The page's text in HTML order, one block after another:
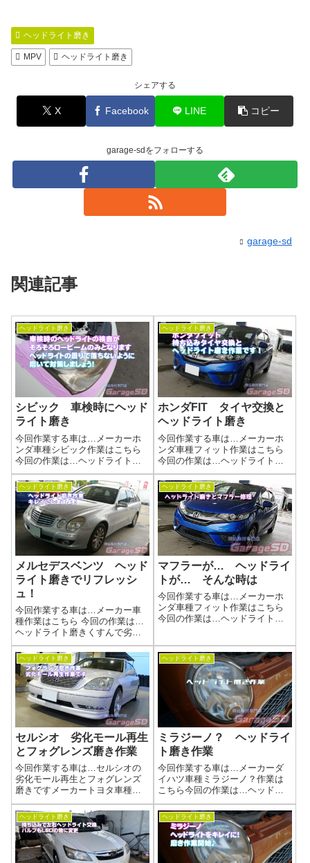
ヘッドライト磨き
MPV ヘッドライト磨き
シェアする
X Facebook LINE コピー
garage-sdをフォローする
garage-sd
関連記事
ヘッドライト磨き
シビック 車検時にヘッド
ライト磨き
今回作業する車は…メーカーホ
ンダ車種シビック作業はこちら
今回の作業は…ヘッドライト磨
きくすんで劣化してしまったヘ
ッドライトを磨きあげましょう
(^^)/作業写真作業中の画像が無い
のですが・・・すいません(-_-;)
野田陸運局がそろそろロービ...
ヘッドライト磨き
ホンダFIT タイヤ交換と
ヘッドライト磨き
今回作業する車は…メーカーホ
ンダ車種フィット作業はこちら
今回の作業は…ヘッドライト磨
きくすんで劣化してしまったヘ
ッドライトを磨きあげましょう
(^^)/上部が曇ってしまっています
( 一一)作業写真バッチリ綺麗に
なりました(^_-)-☆ヘッド...
ヘッドライト磨き
メルセデスベンツ ヘッド
ライト磨きでリフレッシ
ュ！
今回作業する車は…メーカー車
種作業はこちら 今回の作業は…
ヘッドライト磨きくすんで劣化
してしまったヘッドライトを磨
きあげましょう！作業写真バッ
チリ綺麗になりました(^_-)-☆ヘ
ッドライト磨きの工程当店施工
事例ヘッドライト磨きの施工例
ブログ...
ヘッドライト磨き
マフラーが… ヘッドライ
トが… そんな時は
今回作業する車は…メーカーホ
ンダ車種フィット作業はこちら
今回の作業は…ヘッドライト磨
きあげましょう(^^)/あと、折れて
しまったマフラー修理です作業
写真バッチリ綺麗になりました
ヘッドライト磨き
セルシオ 劣化モール再生
とフォグレンズ磨き作業
今回作業する車は…セルシオの
劣化モール再生とフォグレンズ
磨きですメーカートヨタ車種セ
ルシオ作業はこちら 今回の作業
は…劣化モールの再生とフォグ
磨き作業写真純正でモールが出
る場合は買ってしまった方が吉
です。フォグレンズの磨きはバ
ンパーから外し...
ヘッドライト磨き
ミラジーノ？ ヘッドライ
ト磨き作業
今回作業する車は…メーカーダ
イハツ車種ミラジーノ？作業は
こちら今回の作業は…ヘッドラ
イト磨きくすんで劣化してしま
ったヘッドライトを磨きあげま
しょう(^^)/作業写真バッチリ綺麗
になりました(^_-)-☆ヘッドライ
トの黄ばみ、諦めていません
ヘッドライト磨き ヘッドライト磨き